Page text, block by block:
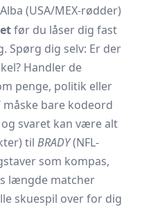
(USA/MEX-rødder)
før du låser dig fast
Spørg dig selv: Er der
Handler de
penge, politik eller
måske bare kodeord
svaret kan være alt
til BRADY(NFL-
som kompas,
længde matcher
skuespil over for dig